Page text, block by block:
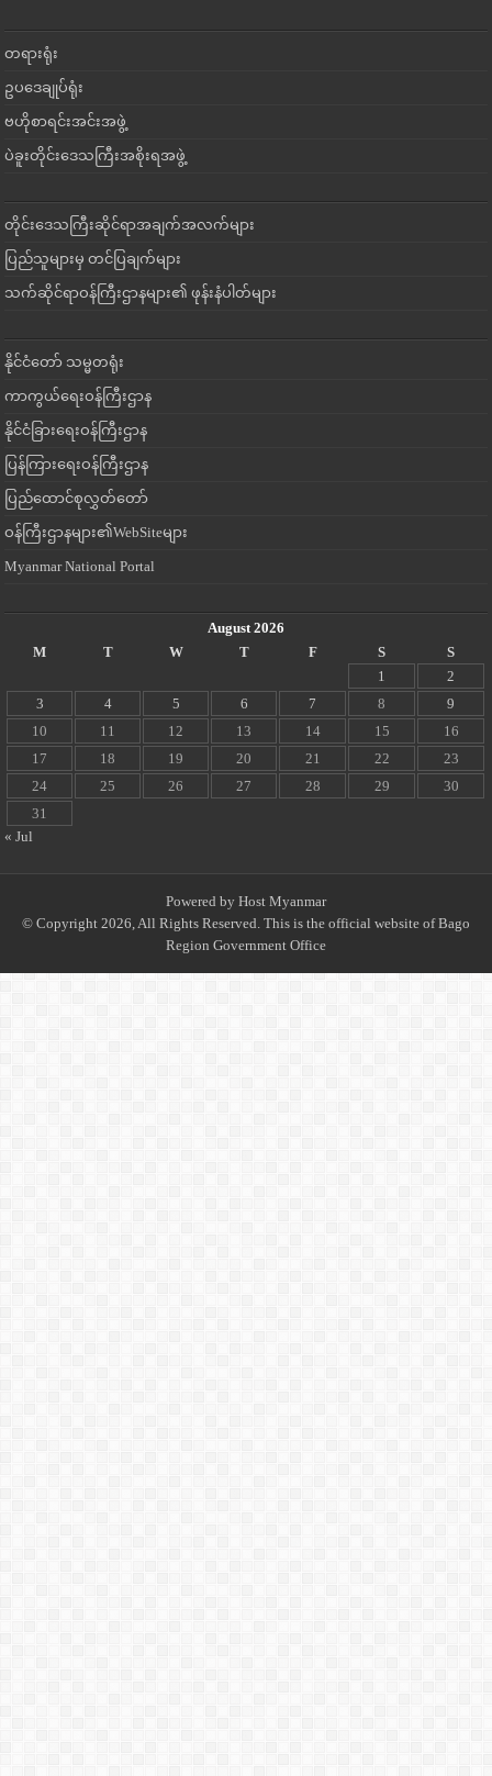
တရားရုံး
ဥပဒေချုပ်ရုံး
ဗဟိုစာရင်းအင်းအဖွဲ့
ပဲခူးတိုင်းဒေသကြီးအစိုးရအဖွဲ့
တိုင်းဒေသကြီးဆိုင်ရာအချက်အလက်များ
ပြည်သူများမှ တင်ပြချက်များ
သက်ဆိုင်ရာဝန်ကြီးဌာနများ၏ ဖုန်းနံပါတ်များ
နိုင်ငံတော် သမ္မတရုံး
ကာကွယ်ရေးဝန်ကြီးဌာန
နိုင်ငံခြားရေးဝန်ကြီးဌာန
ပြန်ကြားရေးဝန်ကြီးဌာန
ပြည်ထောင်စုလွှတ်တော်
ဝန်ကြီးဌာနများ၏WebSiteများ
Myanmar National Portal
August 2026
M
T W T F S
S
1
2
3
4 5 6 7 8
9
10
11 12 13 14 15
16
17
18 19 20 21 22
23
24
25 26 27 28 29
30
31
« Jul
Powered by Host Myanmar
© Copyright 2026, All Rights Reserved. This is the official website of Bago
Region Government Office